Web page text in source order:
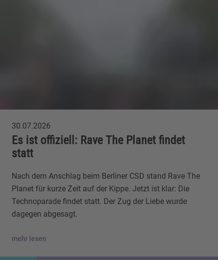
30.07.2026
Es ist offiziell: Rave The Planet findet
statt
Nach dem Anschlag beim Berliner CSD stand Rave The
Planet für kurze Zeit auf der Kippe. Jetzt ist klar: Die
Technoparade findet statt. Der Zug der Liebe wurde
dagegen abgesagt.
mehr lesen